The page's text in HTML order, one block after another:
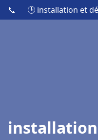
📞 🕒 installation et